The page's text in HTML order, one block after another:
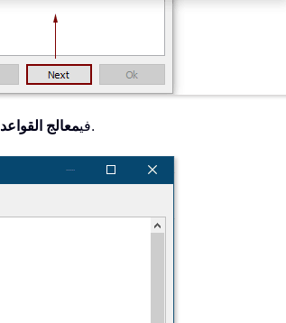
4. فيمعالج القواعد دون تحديد أي استثناءات.